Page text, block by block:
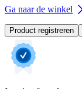
Ga naar de winkel
Product registreren